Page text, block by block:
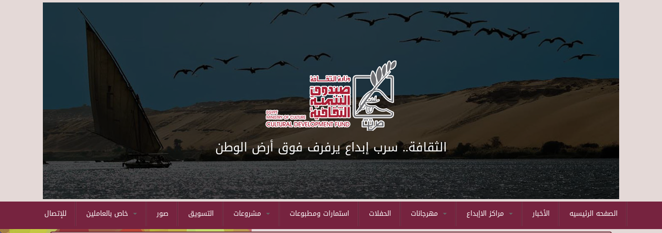
Skip to main content
الثقافة.. سرب إبداع يرفرف فوق أرض الوطن
للإتصال صور التسويق استمارات ومطبوعات الحفلات الأخبار الصفحه الرئيسيه